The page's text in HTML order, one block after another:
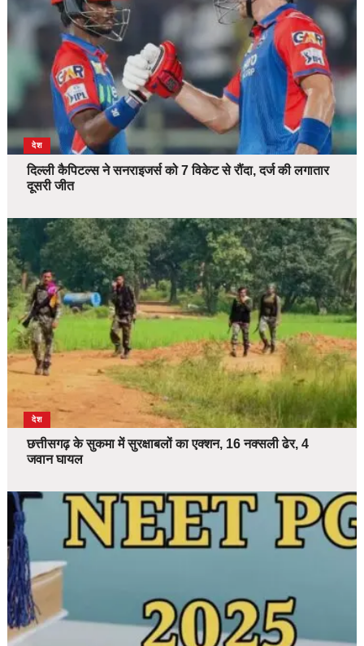
देश
दिल्ली कैपिटल्स ने सनराइजर्स को 7 विकेट से रौंदा, दर्ज की लगातार
दूसरी जीत
देश
छत्तीसगढ़ के सुकमा में सुरक्षाबलों का एक्शन, 16 नक्सली ढेर, 4
जवान घायल